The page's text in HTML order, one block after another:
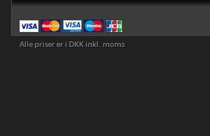
Alle priser er i DKK inkl. moms